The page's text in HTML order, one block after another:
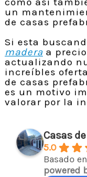
un
de casas
Si esta
madera a
actualizando
increíbles
de casas
es un motivo
valorar por la
Casas de
5.0
Basado
powered